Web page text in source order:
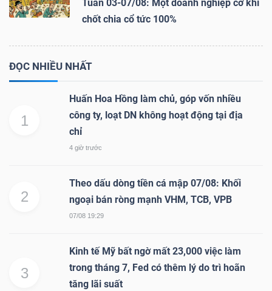
Tuần 03-07/08: Một doanh nghiệp cơ khí
chốt chia cổ tức 100%
ĐỌC NHIỀU NHẤT
1
Huấn Hoa Hồng làm chủ, góp vốn nhiều
công ty, loạt DN không hoạt động tại địa
chỉ
4 giờ trước
2
Theo dấu dòng tiền cá mập 07/08: Khối
ngoại bán ròng mạnh VHM, TCB, VPB
07/08 19:29
3
Kinh tế Mỹ bất ngờ mất 23,000 việc làm
trong tháng 7, Fed có thêm lý do trì hoãn
tăng lãi suất